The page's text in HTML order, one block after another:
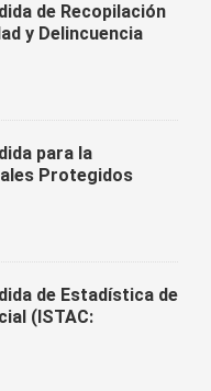
de Recopilación
y Delincuencia
para la
Protegidos
de Estadística de
(ISTAC: